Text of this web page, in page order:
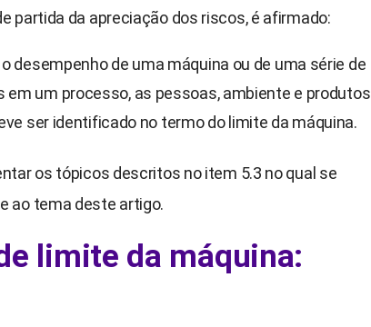
partida da apreciação dos riscos, é afirmado:
desempenho de uma máquina ou de uma série de
em um processo, as pessoas, ambiente e produtos
ser identificado no termo do limite da máquina.
os tópicos descritos no item 5.3 no qual se
ao tema deste artigo.
limite da máquina: